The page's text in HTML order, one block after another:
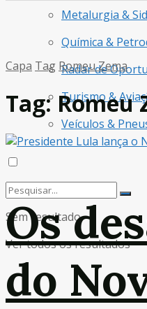
Metalurgia &
Química &
Radar de
Turismo &
Veículos &
Sem resultado
Ver todos os resultados
Capa Tag Romeu Zema
Tag:Romeu
Os
do